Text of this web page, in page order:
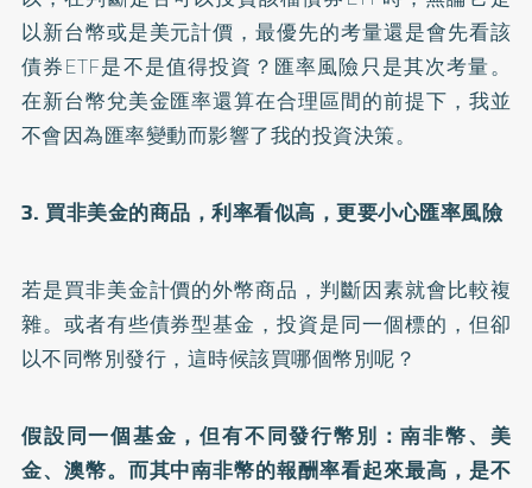
以新台幣或是美元計價，最優先的考量還是會先看該
債券ETF是不是值得投資？匯率風險只是其次考量。
在新台幣兌美金匯率還算在合理區間的前提下，我並
不會因為匯率變動而影響了我的投資決策。
3. 買非美金的商品，利率看似高，更要小心匯率風險
若是買非美金計價的外幣商品，判斷因素就會比較複
雜。或者有些債券型基金，投資是同一個標的，但卻
以不同幣別發行，這時候該買哪個幣別呢？
假設同一個基金，但有不同發行幣別：南非幣、美
金、澳幣。而其中南非幣的報酬率看起來最高，是不